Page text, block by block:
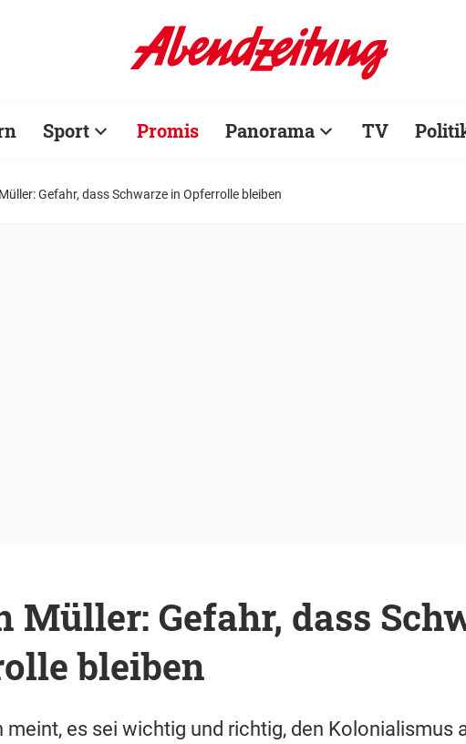
Sport Promis Panorama TV
Gefahr, dass Schwarze in Opferrolle bleiben
Müller: Gefahr, dass
bleiben
meint, es sei wichtig und richtig, den Kolonialismus